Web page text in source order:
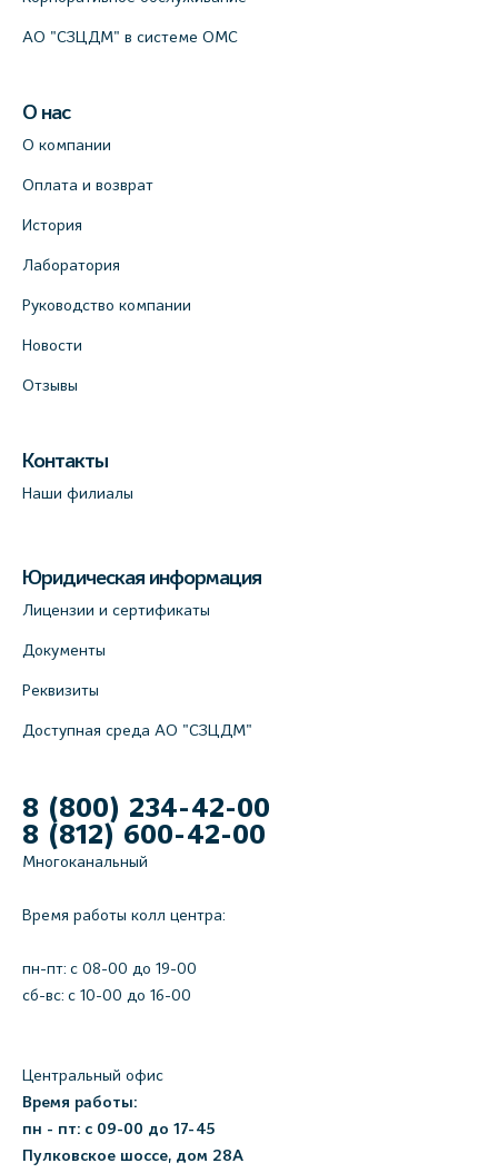
АО "СЗЦДМ" в системе ОМС
О нас
О компании
Оплата и возврат
История
Лаборатория
Руководство компании
Новости
Отзывы
Контакты
Наши филиалы
Юридическая информация
Лицензии и сертификаты
Документы
Реквизиты
Доступная среда АО "СЗЦДМ"
8 (800) 234-42-00
8 (812) 600-42-00
Многоканальный
Время работы колл центра:
пн-пт: c 08-00 до 19-00
сб-вс: с 10-00 до 16-00
Центральный офис
Время работы:
пн - пт: с 09-00 до 17-45
Пулковское шоссе, дом 28А